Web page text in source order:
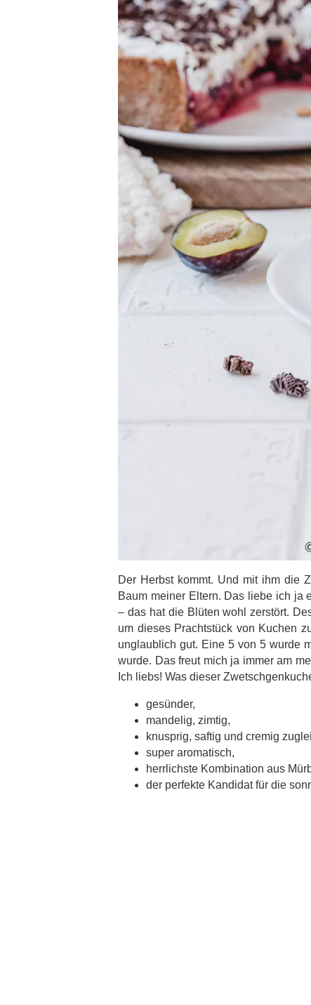
Der Herbst kommt. Und mit ihm die
Baum meiner Eltern. Das liebe ich ja
– das hat die Blüten wohl zerstört.
um dieses Prachtstück von Kuchen
unglaublich gut. Eine 5 von 5 wurde
wurde. Das freut mich ja immer am
Ich liebs! Was dieser
gesünder,
mandelig, zimtig,
knusprig, saftig und cremig
super aromatisch,
herrlichste Kombination aus
der perfekte Kandidat für die